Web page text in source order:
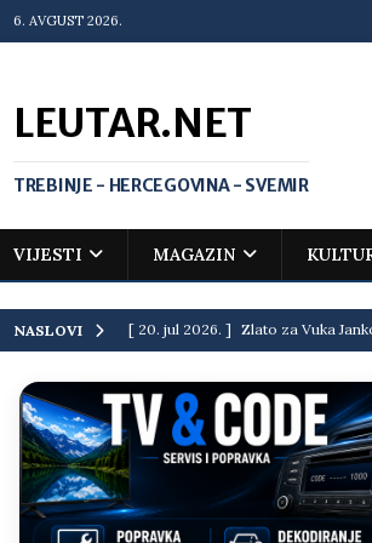
6. AVGUST 2026.
LEUTAR.NET
TREBINJE - HERCEGOVINA - SVEMIR
VIJESTI MAGAZIN
NASLOVI [ 20. jul 2026. ] Zlato za Vuka
[ 19. jul 2026. ] Da li i obraz ima
[ 16. jul 2026. ] Mile će da ti
[ 16. jul 2026. ] Krediti i dugovi
[ 15. jul 2026. ] Politički potres u